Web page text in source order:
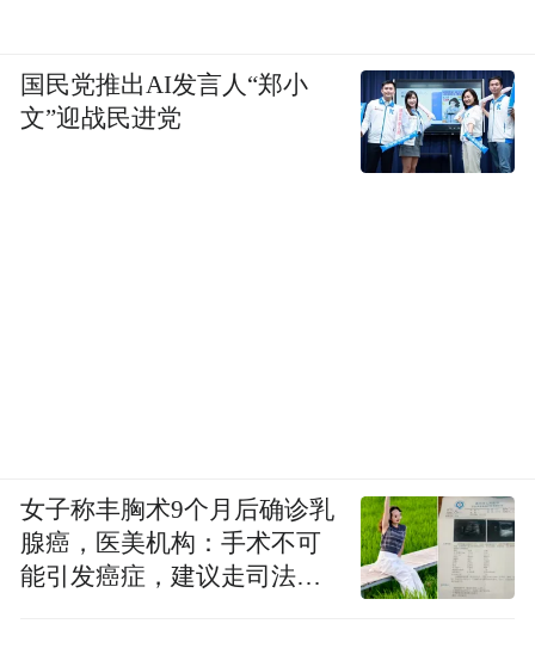
国民党推出AI发言人“郑小
文”迎战民进党
女子称丰胸术9个月后确诊乳
腺癌，医美机构：手术不可
能引发癌症，建议走司法途